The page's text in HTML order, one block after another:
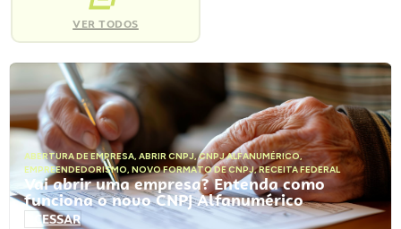
VER TODOS
ABERTURA DE EMPRESA, ABRIR CNPJ,CNPJ ALFANUMÉRICO,
EMPREENDEDORISMO, NOVO FORMATO DE CNPJ,RECEITA FEDERAL
Vai abrir uma empresa? Entenda como
funciona o novo CNPJ Alfanumérico
ACESSAR